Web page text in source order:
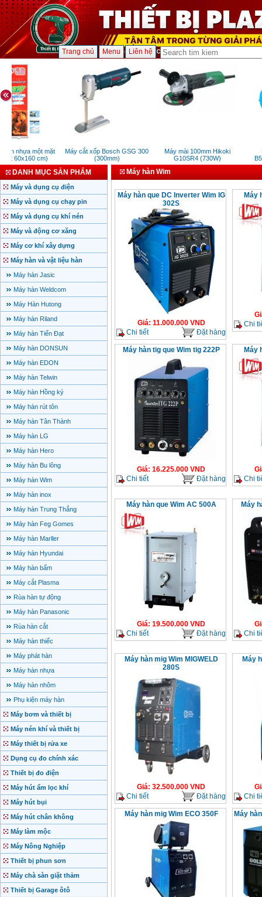
Trang chủ Menu Liên hệ
nhựa một mặt
(kt 60x160 cm)
Máy cắt xốp Bosch GSG 300
(300mm)
Máy mài 100mm Hikoki
G10SR4 (730W)
DANH MỤC SẢN PHẨM
Máy và dụng cụ điện
Máy và dụng cụ chạy pin
Máy và dụng cụ khí nén
Máy và động cơ xăng
Máy cơ khí xây dựng
Máy hàn và vật liệu hàn
Máy hàn Jasic
Máy hàn Weldcom
Máy Hàn Hutong
Máy hàn Riland
Máy hàn Tiến Đạt
Máy hàn DONSUN
Máy hàn EDON
Máy hàn Telwin
Máy hàn Hồng ký
Máy hàn rút tôn
Máy hàn Tân Thành
Máy hàn LG
Máy hàn Hero
Máy hàn Bu lông
Máy hàn Wim
Máy hàn inox
Máy hàn Trung Thắng
Máy hàn Feg Gomes
Máy hàn Marller
Máy hàn Hyundai
Máy hàn bấm
Máy cắt Plasma
Rùa hàn tự động
Máy hàn Panasonic
Rùa hàn cắt
Máy hàn thiếc
Máy phát hàn
Máy hàn nhựa
Máy hàn nhôm
Phụ kiện máy hàn
Máy bơm và thiết bị
Máy nén khí và thiết bị
Máy thiết bị rửa xe
Dụng cụ đo chính xác
Thiết bị đo điện
Máy hút ẩm lọc khí
Máy hút bụi
Máy hút chân không
Máy làm mộc
Máy Nông Nghiệp
Thiết bị phun sơn
Máy chà sàn giặt thảm
Thiết bị Garage ôtô
Máy hàn Wim
Máy hàn que DC Inverter Wim IG
302S
Giá: 11.000.000VND
Chi tiết
Đặt hàng
Máy
Chi
Máy hàn tig que Wim tig 222P
Giá: 16.225.000 VND
Chi tiết
Đặt hàng
Máy
Chi
Máy hàn que Wim AC 500A
Giá: 19.500.000 VND
Chi tiết
Đặt hàng
Máy
Chi
Máy hàn mig Wim MIGWELD
280S
Giá: 32.500.000 VND
Chi tiết
Đặt hàng
Máy
Chi
Máy hàn mig Wim ECO 350F Máy